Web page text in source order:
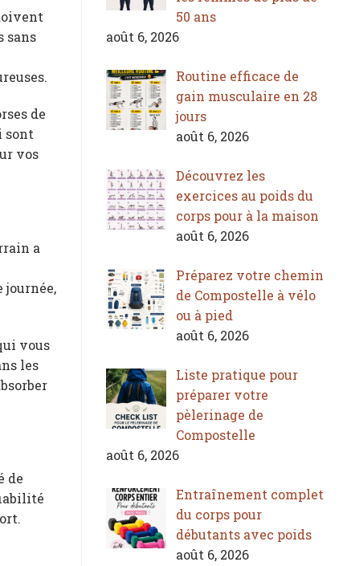
sans
de
sont
vos
a
journée,
vous
les
de
50 ans
août 6, 2026
Routine efficace de
gain musculaire en 28
jours
août 6, 2026
Découvrez les
exercices au poids du
corps pour à la maison
août 6, 2026
Préparez votre chemin
de Compostelle à vélo
ou à pied
août 6, 2026
Liste pratique pour
préparer votre
pèlerinage de
Compostelle
août 6, 2026
Entraînement complet
du corps pour
débutants avec poids
août 6, 2026